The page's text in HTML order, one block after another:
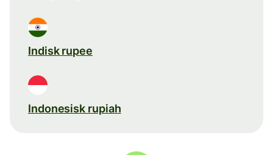
Indisk rupee
Indonesisk rupiah